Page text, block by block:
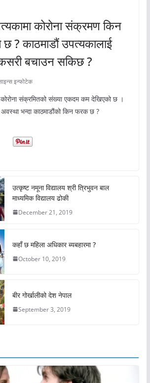
कोरोना संक्रमण किन
? काठमाडौं उपत्यकालाई
कसरी बचाउन सकिछ ?
इन्फोटेक
कोरोना संक्रमितको संख्या एकदम कम देखिएको छ ।
भन्दा काठमाडौंको किन फरक छ ?
उत्कृष्ट नमूना विद्यालय श्री त्रिभुवन बाल
माध्यमिक विद्यालय ढोकी
December 21, 2019
कहाँ छ महिला अधिकार ब्यबहारमा ?
October 10, 2019
बीर गोर्खालीको देश नेपाल
September 3, 2019